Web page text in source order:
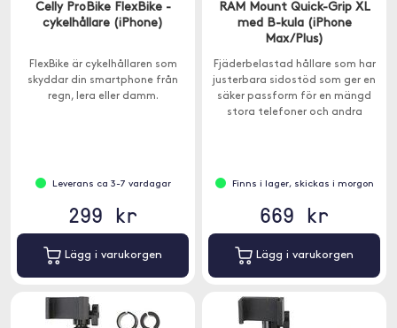
Celly ProBike FlexBike -
cykelhållare (iPhone)
FlexBike är cykelhållaren som
skyddar din smartphone från
regn, lera eller damm.
Leverans ca 3-7 vardagar
299 kr
Lägg i varukorgen
RAM Mount Quick-Grip XL
med B-kula (iPhone
Max/Plus)
Fjäderbelastad hållare som har
justerbara sidostöd som ger en
säker passform för en mängd
stora telefoner och andra
Finns i lager, skickas i morgon
669 kr
Lägg i varukorgen